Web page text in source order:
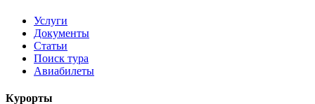
Услуги
Документы
Статьи
Поиск тура
Авиабилеты
Курорты